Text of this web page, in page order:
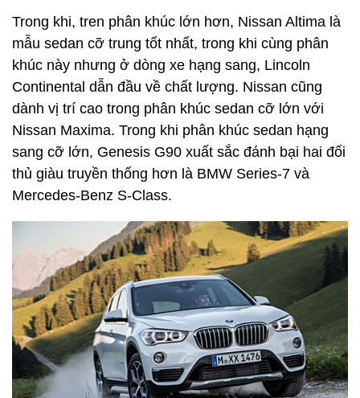
Trong khi, tren phân khúc lớn hơn, Nissan Altima là
mẫu sedan cỡ trung tốt nhất, trong khi cùng phân
khúc này nhưng ở dòng xe hạng sang, Lincoln
Continental dẫn đầu về chất lượng. Nissan cũng
dành vị trí cao trong phân khúc sedan cỡ lớn với
Nissan Maxima. Trong khi phân khúc sedan hạng
sang cỡ lớn, Genesis G90 xuất sắc đánh bại hai đối
thủ giàu truyền thống hơn là BMW Series-7 và
Mercedes-Benz S-Class.